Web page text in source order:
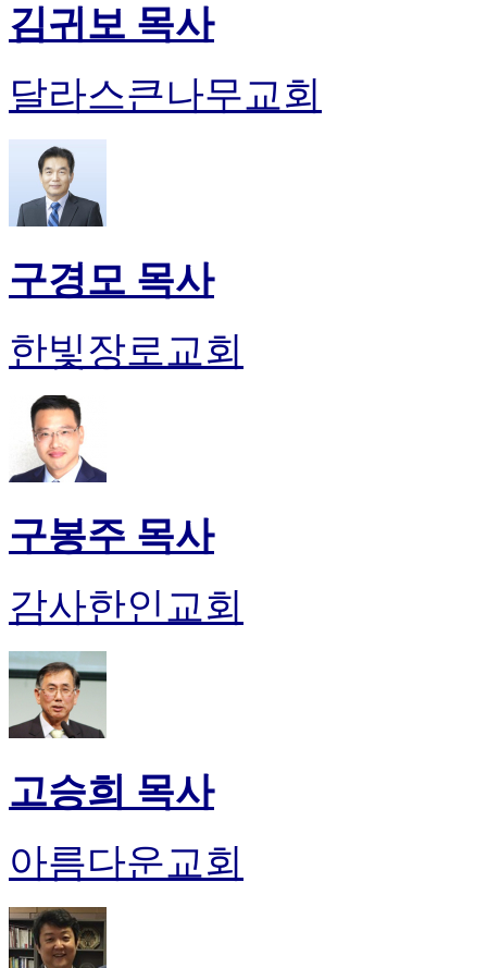
김귀보 목사
달라스큰나무교회
구경모 목사
한빛장로교회
구봉주 목사
감사한인교회
고승희 목사
아름다운교회